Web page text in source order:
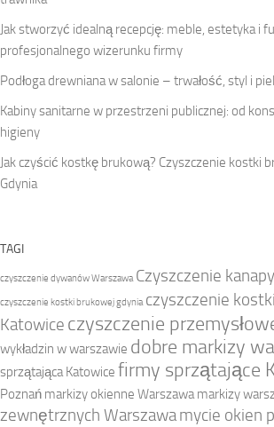
Jak stworzyć idealną recepcję: meble, estetyka i
profesjonalnego wizerunku firmy
Podłoga drewniana w salonie – trwałość, styl i
Kabiny sanitarne w przestrzeni publicznej: od
higieny
Jak czyścić kostkę brukową? Czyszczenie kostki
Gdynia
TAGI
czyszczenie dywanów Warszawa Czyszczenie
czyszczenie kostki brukowej gdynia czyszczenie
Katowice czyszczenie
wykładzin w warszawie dobre markizy
sprzątająca Katowice firmy sprzątające
Poznań markizy okienne Warszawa markizy
zewnętrznych Warszawamycie okien